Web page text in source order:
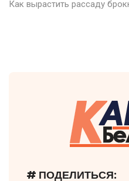
Как вырастить рассаду
# ПОДЕЛИТЬСЯ: